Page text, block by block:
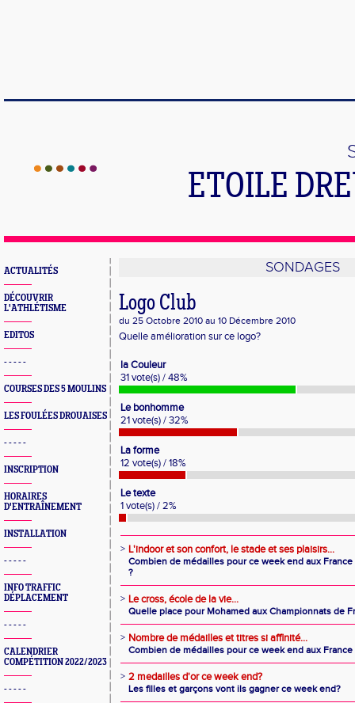
ETOILE
ACTUALITÉS
DÉCOUVRIR
L'ATHLÉTISME
EDITOS
- - - - -
COURSES DES 5 MOULINS
LES FOULÉES DROUAISES
- - - - -
INSCRIPTION
HORAIRES
D'ENTRAÎNEMENT
INSTALLATION
- - - - -
INFO TRAFFIC
DÉPLACEMENT
- - - - -
CALENDRIER
COMPÉTITION 2022/2023
- - - - -
SONDAGES
Logo Club
du 25 Octobre 2010 au 10 Décembre 2010
Quelle amélioration sur ce logo?
la Couleur
31 vote(s) / 48%
Le bonhomme
21 vote(s) / 32%
La forme
12 vote(s) / 18%
Le texte
1 vote(s) / 2%
> L'indoor et son confort, le stade et ses plaisirs...
Combien de médailles pour ce week end aux
?
> Le cross, école de la vie...
Quelle place pour Mohamed aux Championnats de
> Nombre de médailles et titres si affinité...
Combien de médailles pour ce week end aux
> 2 medailles d'or ce week end?
Les filles et garçons vont ils gagner ce week end?